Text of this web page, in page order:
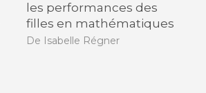
les performances des
filles en mathématiques
De Isabelle Régner